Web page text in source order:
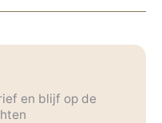
en blijf op de